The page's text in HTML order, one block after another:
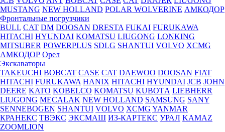
MUSTANG NEW HOLLAND POLAR WOLVERINE АМКОДОР
Фронтальные погрузчики
BULL CAT DM DOOSAN DRESTA FUKAI FURUKAWA
HITACHI HYUNDAI KOMATSU LIUGONG LONKING
MITSUBER POWERPLUS SDLG SHANTUI VOLVO XCMG
АМКОДОР Орел
Экскаваторы
TAKEUCHI BOBCAT CASE CAT DAEWOO DOOSAN FIAT
HITACHI FURUKAWA HANIX HITACHI HYUNDAI JCB JOHN
DEERE KATO KOBELCO KOMATSU KUBOTА LIEBHERR
LIUGONG MECALAK NEW HOLLAND SAMSUNG SANY
SENNEBOGEN SHANTUI VOLVO XCMG YANMAR
КРАНЕКС ТВЭКС ЭКСМАШ ИЗ-КАРТЕКС УРАЛ KAMAZ
ZOOMLION